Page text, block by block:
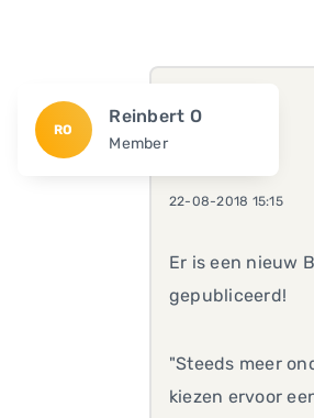
RO
Reinbert O
Member
22-08-2018 15:15
Er is een nieuw
gepubliceerd!
"Steeds meer
kiezen ervoor